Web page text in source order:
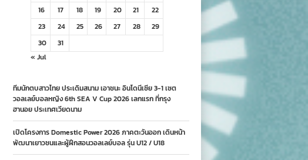
16
17 18 19 20 21
22
23
24 25 26 27 28
29
30
31
« Jul
ทีมนักตบสาวไทย ประเดิมสนาม เอาชนะ อินโดนีเซีย 3-1 เซต
วอลเลย์บอลหญิง 6th SEA V Cup 2026 เลกแรก ที่กรุง
ฮานอย ประเทศเวียดนาม
เปิดโครงการ Domestic Power 2026 ภาคตะวันออก เดินหน้า
พัฒนาเยาวชนและผู้ฝึกสอนวอลเลย์บอล รุ่น U12 / U18